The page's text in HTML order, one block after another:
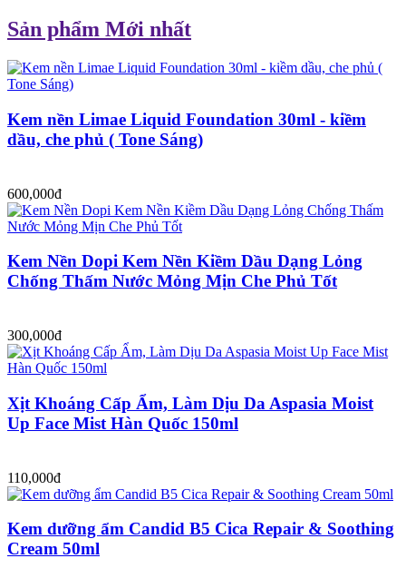
Sản phẩm Mới nhất
Kem nền Limae Liquid Foundation 30ml - kiềm
dầu, che phủ ( Tone Sáng)
600,000đ
Kem Nền Dopi Kem Nền Kiềm Dầu Dạng Lỏng
Chống Thấm Nước Mỏng Mịn Che Phủ Tốt
300,000đ
Xịt Khoáng Cấp Ẩm, Làm Dịu Da Aspasia Moist
Up Face Mist Hàn Quốc 150ml
110,000đ
Kem dưỡng ẩm Candid B5 Cica Repair & Soothing
Cream 50ml